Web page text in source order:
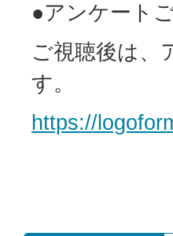
●アンケート
ご視聴後は、
す。
https://